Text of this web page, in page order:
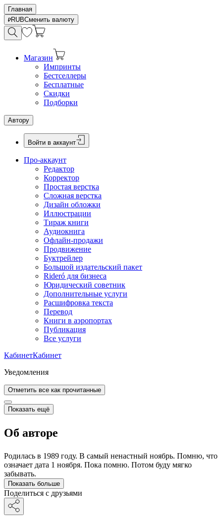
Главная
RUBСменить валюту
Магазин
Импринты
Бестселлеры
Бесплатные
Скидки
Подборки
Автору
Войти в аккаунт
Про-аккаунт
Редактор
Корректор
Простая верстка
Сложная верстка
Дизайн обложки
Иллюстрации
Тираж книги
Аудиокнига
Офлайн-продажи
Продвижение
Буктрейлер
Большой издательский пакет
Rideró для бизнеса
Юридический советник
Дополнительные услуги
Расшифровка текста
Перевод
Книги в аэропортах
Публикация
Все услуги
КабинетКабинет
Уведомления
Отметить все как прочитанные
Показать ещё
Об авторе
Родилась в 1989 году. В самый ненастный ноябрь. Помню, что
означает дата 1 ноября. Пока помню. Потом буду мягко
забывать.
Показать больше
Поделиться с друзьями